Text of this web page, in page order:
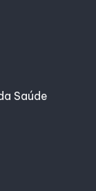
Saúde